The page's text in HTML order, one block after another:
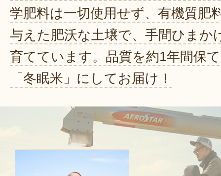
学肥料は一切使用せず、有機質肥
与えた肥沃な土壌で、手間ひまか
育てています。品質を約1年間保
「冬眠米」にしてお届け！